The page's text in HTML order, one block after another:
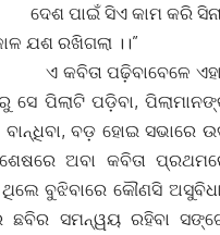
ପାଇଁ ସିଏ କାମ କରି ସିନା
ଯଶ ରଖିଗଲା ।।”
ପଢ଼ିବାବେଳେ ଏହା
ସେ ପିଲାଟି ପଡ଼ିବା,
ବାନ୍ଧିବା, ବଡ଼ ହୋଇ ସଭାରେ
ଅବା କବିତା
ବୁଝିବାରେ କୌଣସି
ଛବିର ସମନ୍ୱୟ ରହିବା